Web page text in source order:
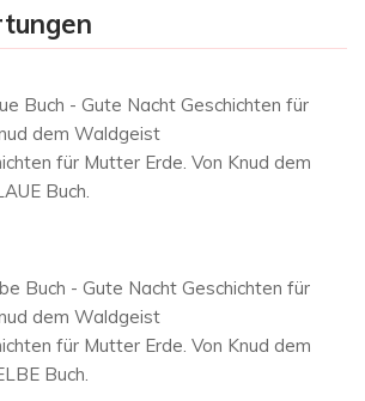
für Mutter Erde. Von Knud dem
Buch.
für Mutter Erde. Von Knud dem
Buch.